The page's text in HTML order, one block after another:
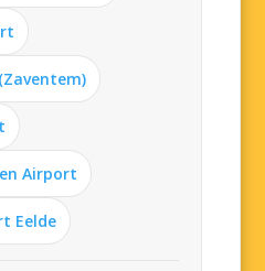
Airport
Eelde